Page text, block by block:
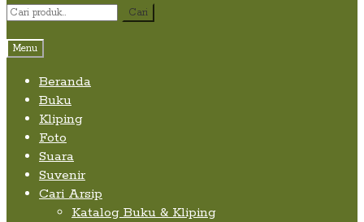
Pencarian
Cari
Menu
Beranda
Buku
Kliping
Foto
Suara
Suvenir
Cari Arsip
Katalog Buku & Kliping